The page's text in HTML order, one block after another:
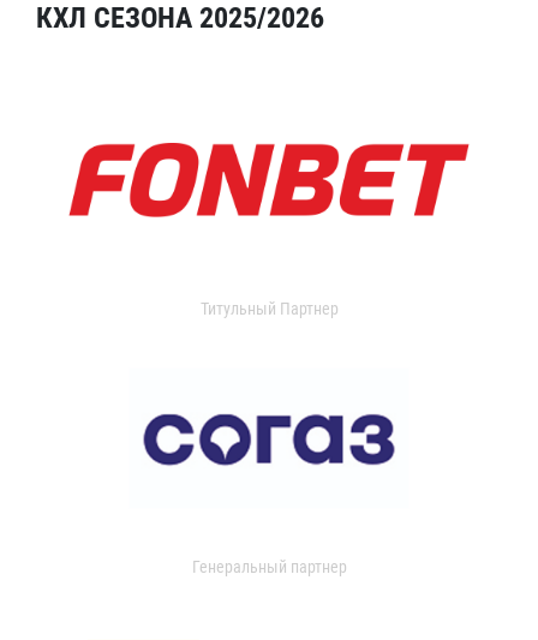
КХЛ СЕЗОНА 2025/2026
Титульный Партнер
Генеральный партнер